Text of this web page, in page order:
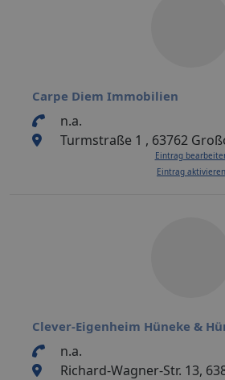
Carpe Diem Immobilien
n.a.
Turmstraße 1 , 63762
Eintrag
Eintrag aktivieren
Clever-Eigenheim Hüneke &
n.a.
Richard-Wagner-Str. 13,